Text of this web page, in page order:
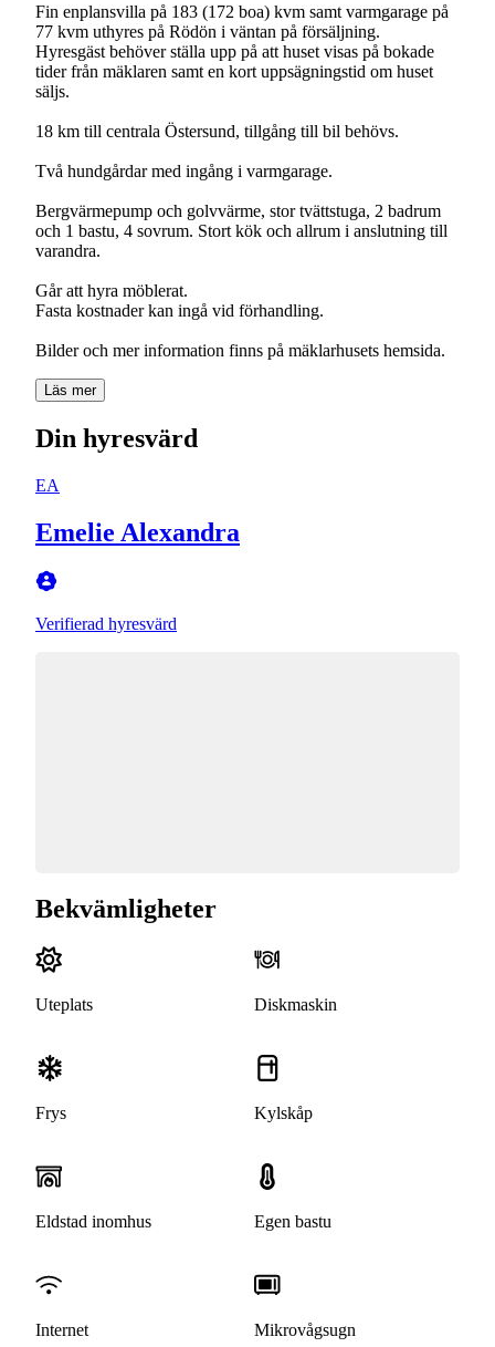
Fin enplansvilla på 183 (172 boa) kvm samt varmgarage på
77 kvm uthyres på Rödön i väntan på försäljning.
Hyresgäst behöver ställa upp på att huset visas på bokade
tider från mäklaren samt en kort uppsägningstid om huset
säljs.
18 km till centrala Östersund, tillgång till bil behövs.
Två hundgårdar med ingång i varmgarage.
Bergvärmepump och golvvärme, stor tvättstuga, 2 badrum
och 1 bastu, 4 sovrum. Stort kök och allrum i anslutning till
varandra.
Går att hyra möblerat.
Fasta kostnader kan ingå vid förhandling.
Bilder och mer information finns på mäklarhusets hemsida.
Läs mer
Din hyresvärd
EA
Emelie Alexandra
Verifierad hyresvärd
Bekvämligheter
Uteplats Diskmaskin
Frys Kylskåp
Eldstad inomhus Egen bastu
Internet Mikrovågsugn